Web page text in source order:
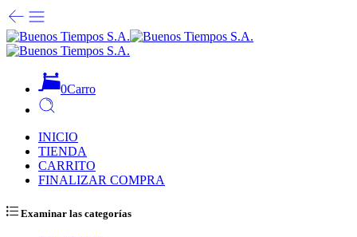
0Carro
INICIO
TIENDA
CARRITO
FINALIZAR COMPRA
Examinar las categorías